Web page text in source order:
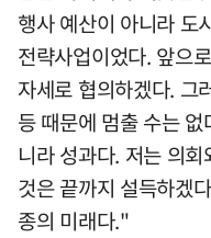
행사 예산이 아니라 도
전략사업이었다. 앞으
자세로 협의하겠다. 그
등 때문에 멈출 수는
니라 성과다. 저는 의
것은 끝까지 설득하겠
종의 미래다."